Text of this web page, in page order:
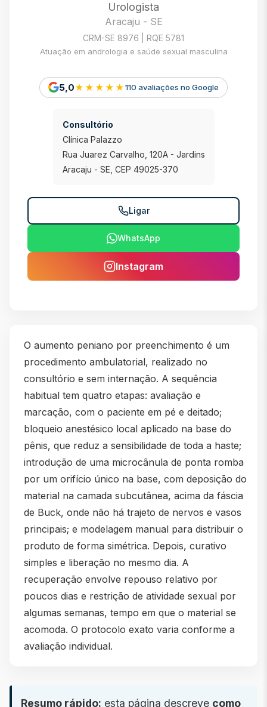
O aumento peniano por preenchimento é um
procedimento ambulatorial, realizado no
consultório e sem internação. A sequência
habitual tem quatro etapas: avaliação e
marcação, com o paciente em pé e deitado;
bloqueio anestésico local aplicado na base do
pênis, que reduz a sensibilidade de toda a haste;
introdução de uma microcânula de ponta romba
por um orifício único na base, com deposição do
material na camada subcutânea, acima da fáscia
de Buck, onde não há trajeto de nervos e vasos
principais; e modelagem manual para distribuir o
produto de forma simétrica. Depois, curativo
simples e liberação no mesmo dia. A
recuperação envolve repouso relativo por
poucos dias e restrição de atividade sexual por
algumas semanas, tempo em que o material se
acomoda. O protocolo exato varia conforme a
avaliação individual.
Resumo rápido: esta página descreve como
Urologista
Aracaju - SE
CRM-SE 8976 | RQE 5781
Atuação em andrologia e saúde sexual masculina
5,0★★★★★110 avaliações no Google
Consultório
Clínica Palazzo
Rua Juarez Carvalho, 120A - Jardins
Aracaju - SE, CEP 49025-370
Ligar
WhatsApp
Instagram